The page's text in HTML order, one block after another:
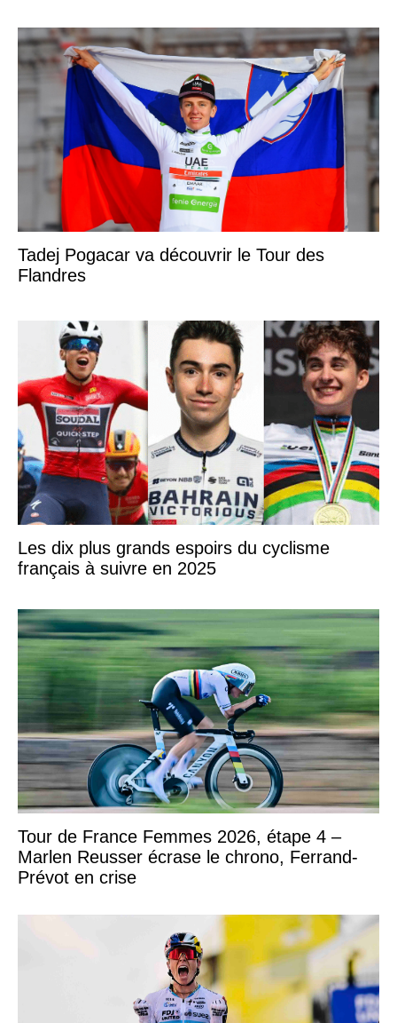
Tadej Pogacar va découvrir le Tour des
Flandres
Les dix plus grands espoirs du cyclisme
français à suivre en 2025
Tour de France Femmes 2026, étape 4 –
Marlen Reusser écrase le chrono, Ferrand-
Prévot en crise